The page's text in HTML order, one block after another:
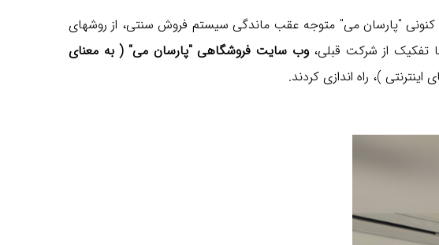
کنونی "پارسان می" متوجه عقب ماندگی سیستم فروش سنتی، از روشهای
تفکیک از شرکت قبلی،وب سایت فروشگاهی"پارسان می" ( به معنای
)، راه اندازی کردند.